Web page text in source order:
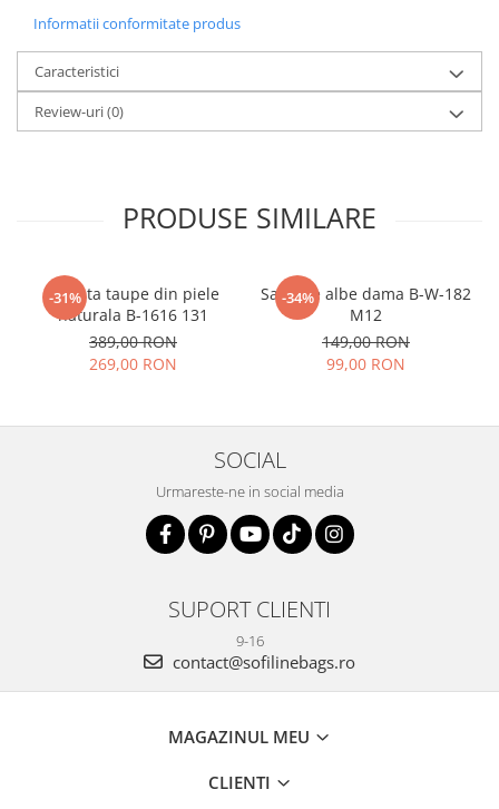
Informatii conformitate produs
Caracteristici
Review-uri(0)
PRODUSE SIMILARE
-31%
Geanta taupe din piele
naturala B-1616 131
389,00 RON
269,00 RON
-34%
Sandale albe dama B-W-182
M12
149,00 RON
99,00 RON
SOCIAL
Urmareste-ne in social media
SUPORT CLIENTI
9-16
contact@sofilinebags.ro
MAGAZINUL MEU
CLIENTI